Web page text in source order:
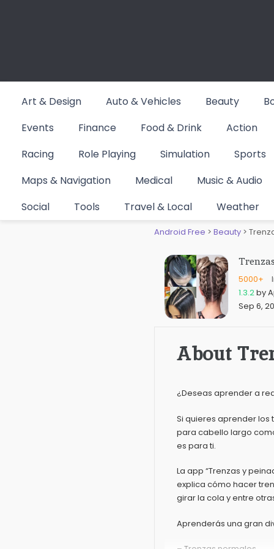
Art & Design Auto & Vehicles Beauty
Events
Finance Food & Drink Action
Racing
Role Playing Simulation Sports
Maps & Navigation
Medical Music & Audio
Social
Tools Travel & Local Weather
Trenzas
Android Free > Beauty >
Trenzas
5000+
1.3.2by
Sep 6,
About
¿Deseas aprender a
Si quieres aprender
para cabello largo
es para ti.
La app “Trenzas y
explica cómo hacer
girar la cola y entre
Aprenderás una gran